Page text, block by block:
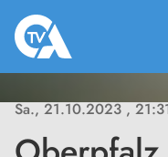
Sa., 21.10.2023,